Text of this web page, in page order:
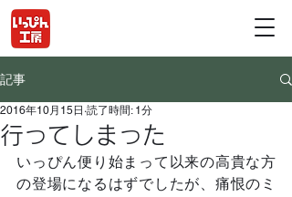
記事
行ってしまった
2016年10月15日 読了時間: 1分
いっぴん便り始まって以来の高貴な方
の登場になるはずでしたが、痛恨のミ